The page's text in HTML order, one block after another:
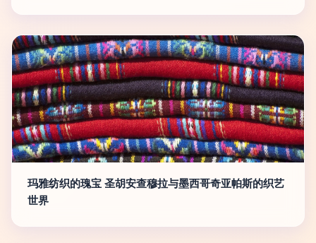
玛雅纺织的瑰宝 圣胡安查穆拉与墨西哥奇亚帕斯的织艺
世界